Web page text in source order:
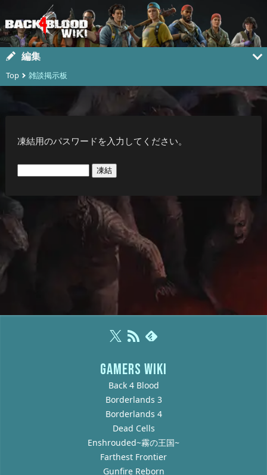
編集
Top 雑談掲示板
凍結用のパスワードを入力してください。
GAMERS WIKI
Back 4 Blood
Borderlands 3
Borderlands 4
Dead Cells
Enshrouded~霧の王国~
Farthest Frontier
Gunfire Reborn